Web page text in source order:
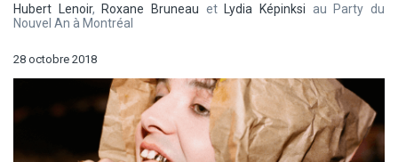
Hubert Lenoir, Roxane Bruneau et Lydia Képinksi au Party du
Nouvel An à Montréal
28 octobre 2018